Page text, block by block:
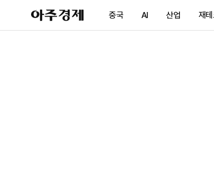
아
주
제
중국 AI 산업 재